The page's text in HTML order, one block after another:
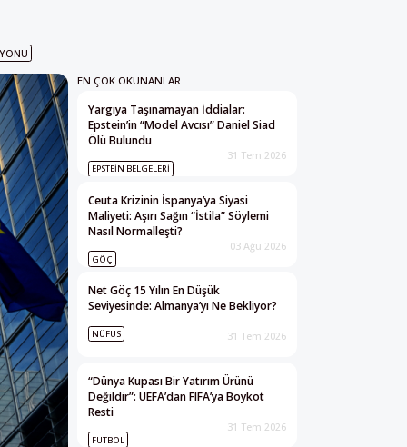
EN ÇOK OKUNANLAR
Yargıya Taşınamayan İddialar:
Epstein’in “Model Avcısı” Daniel Siad
Ölü Bulundu
EPSTEIN BELGELERI
31 Tem 2026
Ceuta Krizinin İspanya’ya Siyasi
Maliyeti: Aşırı Sağın “İstila” Söylemi
Nasıl Normalleşti?
GÖÇ
03 Ağu 2026
Net Göç 15 Yılın En Düşük
Seviyesinde: Almanya’yı Ne Bekliyor?
NÜFUS 31 Tem 2026
“Dünya Kupası Bir Yatırım Ürünü
Değildir”: UEFA’dan FIFA’ya Boykot
Resti
FUTBOL
31 Tem 2026